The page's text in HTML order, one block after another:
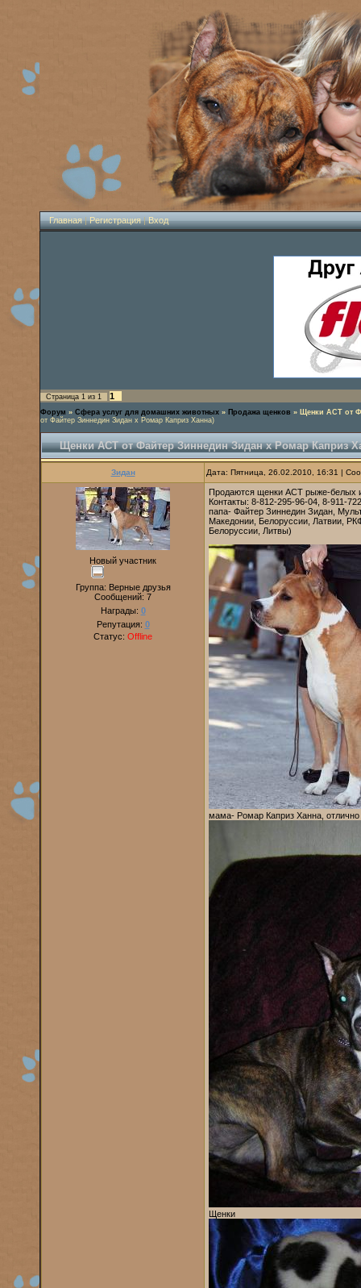
Главная|Регистрация|Вход
Страница 1 из 1 1
Форум » Сфера услуг для домашних животных » Продажа щенков » Щенки АСТ от
от Файтер Зиннедин Зидан х Ромар Каприз Ханна)
Щенки АСТ от Файтер Зиннедин Зидан х Ромар Каприз
Зидан Дата: Пятница, 26.02.2010, 16:31 |
Новый участник
Группа: Верные друзья
Сообщений: 7
Награды: 0
Репутация: 0
Статус: Offline
Продаются щенки АСТ рыже-белых
Контакты: 8-812-295-96-04, 8-911-
папа- Файтер Зиннедин Зидан,
Македонии, Белоруссии, Латвии,
Белоруссии, Литвы)
мама- Ромар Каприз Ханна, отлично
Щенки